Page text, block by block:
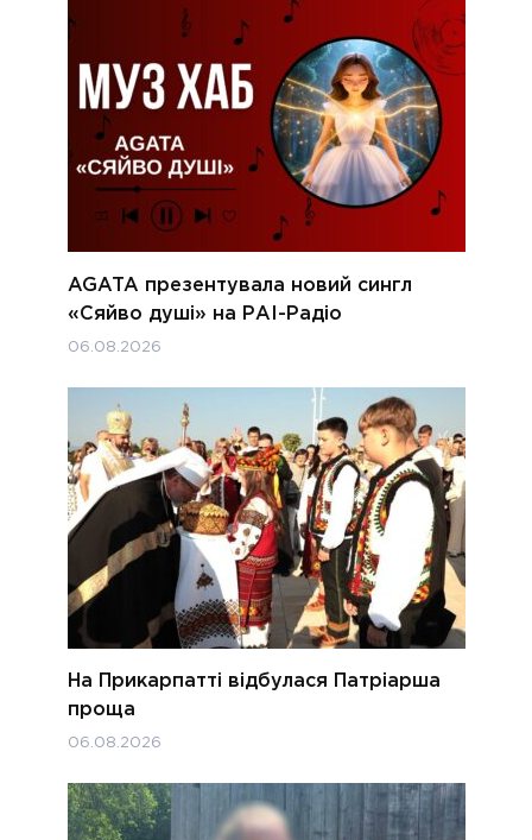
AGATA презентувала новий сингл
«Сяйво душі» на РАІ-Радіо
06.08.2026
На Прикарпатті відбулася Патріарша
проща
06.08.2026